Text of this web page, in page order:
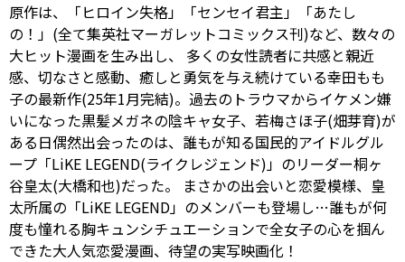
原作は、「ヒロイン失格」「センセイ君主」「あたし
の！」(全て集英社マーガレットコミックス刊)など、数々の
大ヒット漫画を生み出し、 多くの女性読者に共感と親近
感、切なさと感動、癒しと勇気を与え続けている幸田もも
子の最新作(25年1月完結)。過去のトラウマからイケメン嫌
いになった黒髪メガネの陰キャ女子、若梅さほ子(畑芽育)が
ある日偶然出会ったのは、誰もが知る国民的アイドルグル
ープ「LiKE LEGEND(ライクレジェンド)」のリーダー桐ヶ
谷皇太(大橋和也)だった。 まさかの出会いと恋愛模様、皇
太所属の「LiKE LEGEND」のメンバーも登場し…誰もが何
度も憧れる胸キュンシチュエーションで全女子の心を掴ん
できた大人気恋愛漫画、待望の実写映画化！